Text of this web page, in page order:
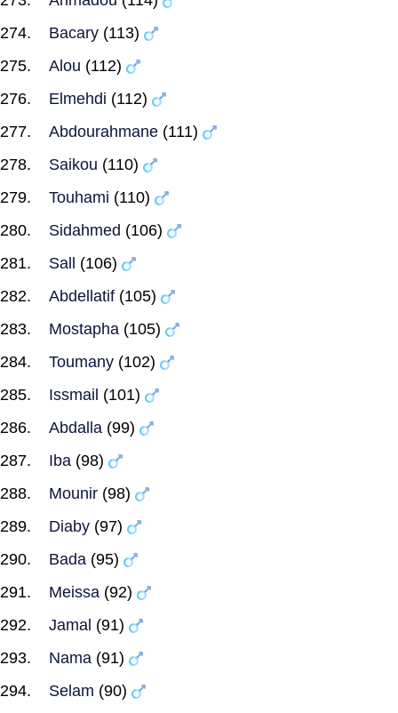
Bacary (113)
Alou (112)
Elmehdi (112)
Abdourahmane (111)
Saikou (110)
Touhami (110)
Sidahmed (106)
Sall
(106)
Abdellatif (105)
Mostapha (105)
Toumany (102)
Issmail (101)
Abdalla (99)
Iba (98)
Mounir (98)
Diaby (97)
Bada (95)
Meissa (92)
Jamal (91)
Nama (91)
Selam (90)